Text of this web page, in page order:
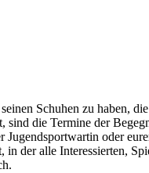
Schuhen zu haben,
die Termine der
oder
in der alle Interessierten,